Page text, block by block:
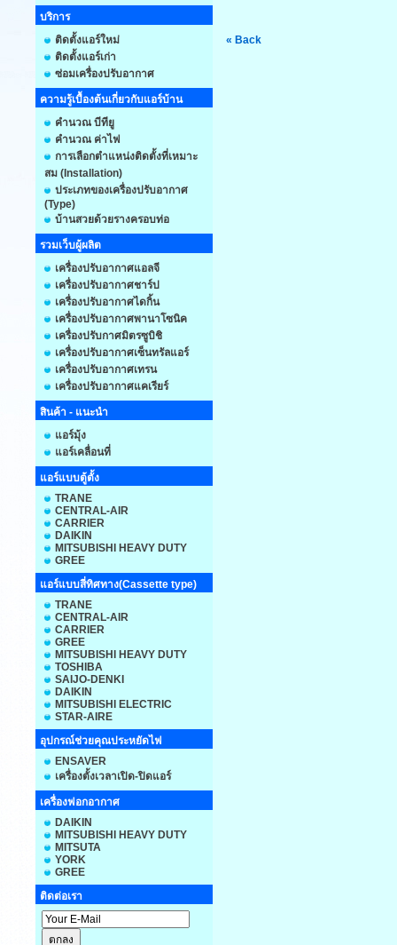
บริการ
ติดตั้งแอร์ใหม่
ติดตั้งแอร์เก่า
ซ่อมเครื่องปรับอากาศ
ความรู้เบื้องต้นเกี่ยวกับแอร์บ้าน
คำนวณ บีทียู
คำนวณ ค่าไฟ
การเลือกตำแหน่งติดตั้งที่เหมาะ
สม (Installation)
ประเภทของเครื่องปรับอากาศ
(Type)
บ้านสวยด้วยรางครอบท่อ
รวมเว็บผู้ผลิต
เครื่องปรับอากาศแอลจี
เครื่องปรับอากาศชาร์ป
เครื่องปรับอากาศไดกิ้น
เครื่องปรับอากาศพานาโซนิค
เครื่องปรับกาศมิตรซูบิชิ
เครื่องปรับอากาศเซ็นทรัลแอร์
เครื่องปรับอากาศเทรน
เครื่องปรับอากาศแคเรียร์
สินค้า - แนะนำ
แอร์มุ้ง
แอร์เคลื่อนที่
แอร์แบบตู้ตั้ง
TRANE
CENTRAL-AIR
CARRIER
DAIKIN
MITSUBISHI HEAVY DUTY
GREE
แอร์แบบสี่ทิศทาง(Cassette type)
TRANE
CENTRAL-AIR
CARRIER
GREE
MITSUBISHI HEAVY DUTY
TOSHIBA
SAIJO-DENKI
DAIKIN
MITSUBISHI ELECTRIC
STAR-AIRE
อุปกรณ์ช่วยคุณประหยัดไฟ
ENSAVER
เครื่องตั้งเวลาเปิด-ปิดแอร์
เครื่องฟอกอากาศ
DAIKIN
MITSUBISHI HEAVY DUTY
MITSUTA
YORK
GREE
ติดต่อเรา
« Back